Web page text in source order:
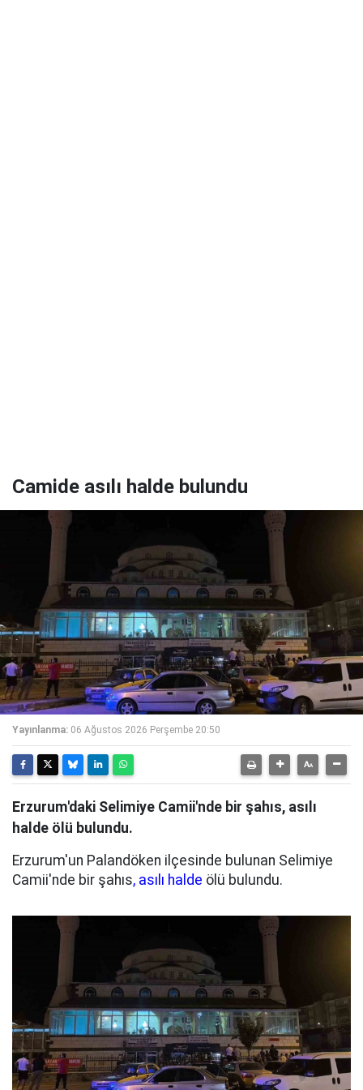
Camide asılı halde bulundu
Yayınlanma: 06 Ağustos 2026 Perşembe 20:50
Erzurum'daki Selimiye Camii'nde bir şahıs, asılı
halde ölü bulundu.
Erzurum'un Palandöken ilçesinde bulunan Selimiye
Camii'nde bir şahıs, asılı halde ölü bulundu.